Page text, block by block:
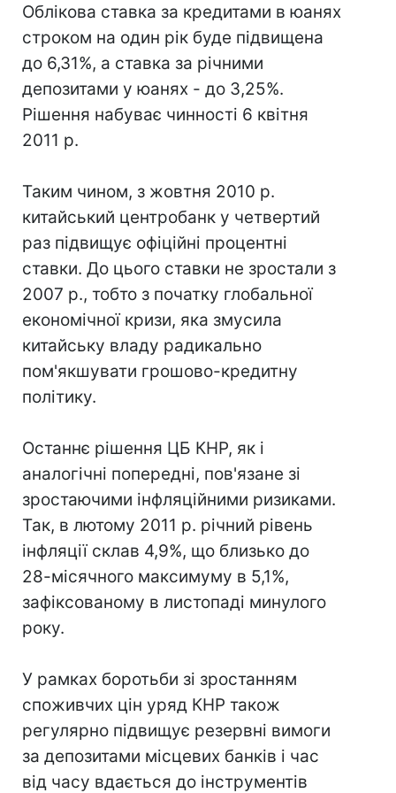
Облікова ставка за кредитами в юанях
строком на один рік буде підвищена
до 6,31%, а ставка за річними
депозитами у юанях - до 3,25%.
Рішення набуває чинності 6 квітня
2011 р.
Таким чином, з жовтня 2010 р.
китайський центробанк у четвертий
раз підвищує офіційні процентні
ставки. До цього ставки не зростали з
2007 р., тобто з початку глобальної
економічної кризи, яка змусила
китайську владу радикально
пом'якшувати грошово-кредитну
політику.
Останнє рішення ЦБ КНР, як і
аналогічні попередні, пов'язане зі
зростаючими інфляційними ризиками.
Так, в лютому 2011 р. річний рівень
інфляції склав 4,9%, що близько до
28-місячного максимуму в 5,1%,
зафіксованому в листопаді минулого
року.
У рамках боротьби зі зростанням
споживчих цін уряд КНР також
регулярно підвищує резервні вимоги
за депозитами місцевих банків і час
від часу вдається до інструментів